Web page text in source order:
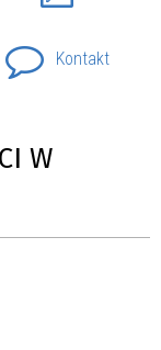
Kontakt
W